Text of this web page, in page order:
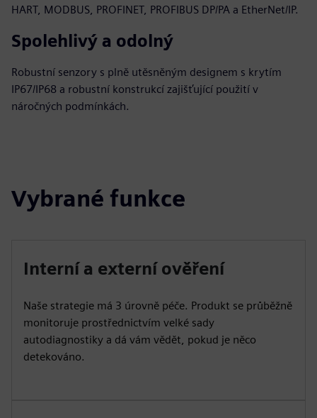
HART, MODBUS, PROFINET, PROFIBUS DP/PA a EtherNet/IP.
Spolehlivý a odolný
Robustní senzory s plně utěsněným designem s krytím
IP67/IP68 a robustní konstrukcí zajišťující použití v
náročných podmínkách.
Vybrané funkce
Interní a externí ověření
Naše strategie má 3 úrovně péče. Produkt se průběžně
monitoruje prostřednictvím velké sady
autodiagnostiky a dá vám vědět, pokud je něco
detekováno.